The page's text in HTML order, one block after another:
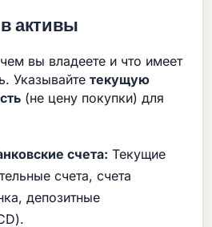
активы
вы владеете и что имеет
Указывайтетекущую
(не цену покупки) для
счета: Текущие
счета, счета
депозитные